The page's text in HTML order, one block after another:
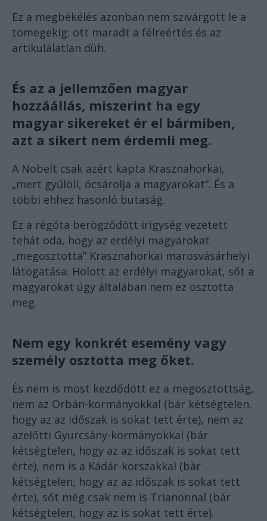
Ez a megbékélés azonban nem szivárgott le a
tömegekig: ott maradt a félreértés és az
artikulálatlan düh.
És az a jellemzően magyar
hozzáállás, miszerint ha egy
magyar sikereket ér el bármiben,
azt a sikert nem érdemli meg.
A Nobelt csak azért kapta Krasznahorkai,
„mert gyűlöli, ócsárolja a magyarokat”. És a
többi ehhez hasonló butaság.
Ez a régóta berögződött irigység vezetett
tehát oda, hogy az erdélyi magyarokat
„megosztotta” Krasznahorkai marosvásárhelyi
látogatása. Holott az erdélyi magyarokat, sőt a
magyarokat úgy általában nem ez osztotta
meg.
Nem egy konkrét esemény vagy
személy osztotta meg őket.
És nem is most kezdődött ez a megosztottság,
nem az Orbán-kormányokkal (bár kétségtelen,
hogy az az időszak is sokat tett érte), nem az
azelőtti Gyurcsány-kormányokkal (bár
kétségtelen, hogy az az időszak is sokat tett
érte), nem is a Kádár-korszakkal (bár
kétségtelen, hogy az az időszak is sokat tett
érte), sőt még csak nem is Trianonnal (bár
kétségtelen, hogy az is sokat tett érte).